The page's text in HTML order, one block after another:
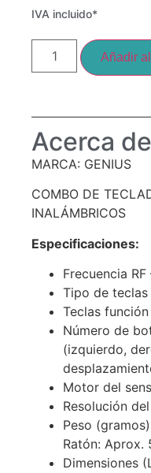
IVA incluido*
Añadir
Acerca
MARCA: GENIUS
COMBO DE
INALÁMBRICOS
Especificaciones:
Frecuencia
Tipo de teclas
Teclas
Número de
(izquierdo,
Motor del
Resolución
Peso
Ratón: Aprox.
Dimensiones